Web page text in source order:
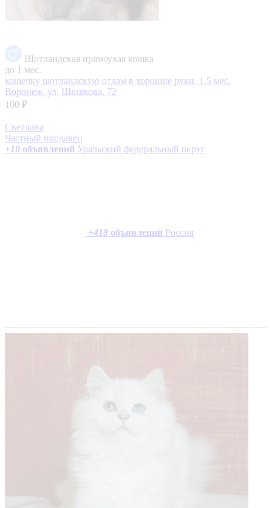
Шотландская прямоухая кошка
до 1 мес.
кошечку шотландскую отдам в хорошие руки. 1,5 мес.
Воронеж, ул. Шишкова, 72
100 ₽
Светлана
Частный продавец
+10 объявлений Уральский федеральный округ
+418 объявлений Россия